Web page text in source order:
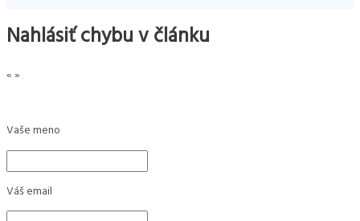
Nahlásiť chybu v článku
«»
Vaše meno
Váš email